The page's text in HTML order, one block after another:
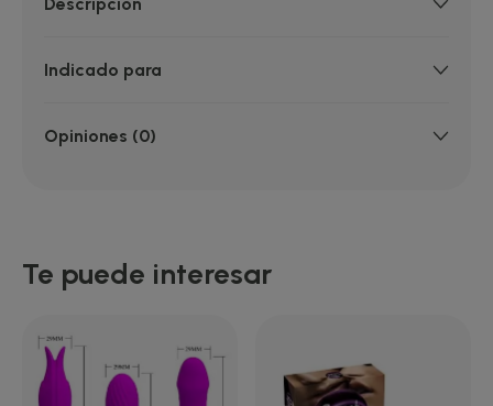
Indicado para
Opiniones (0)
Te puede interesar